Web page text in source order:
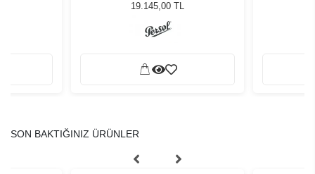
Güneş Gözlüğü
19.145,00 TL
SON BAKTIĞINIZ ÜRÜNLER